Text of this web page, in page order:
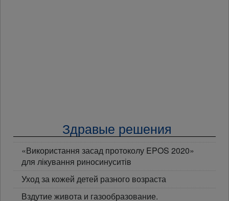
Здравые решения
«Використання засад протоколу EPOS 2020»
для лікування риносинуситів
Уход за кожей детей разного возраста
Вздутие живота и газообразование.